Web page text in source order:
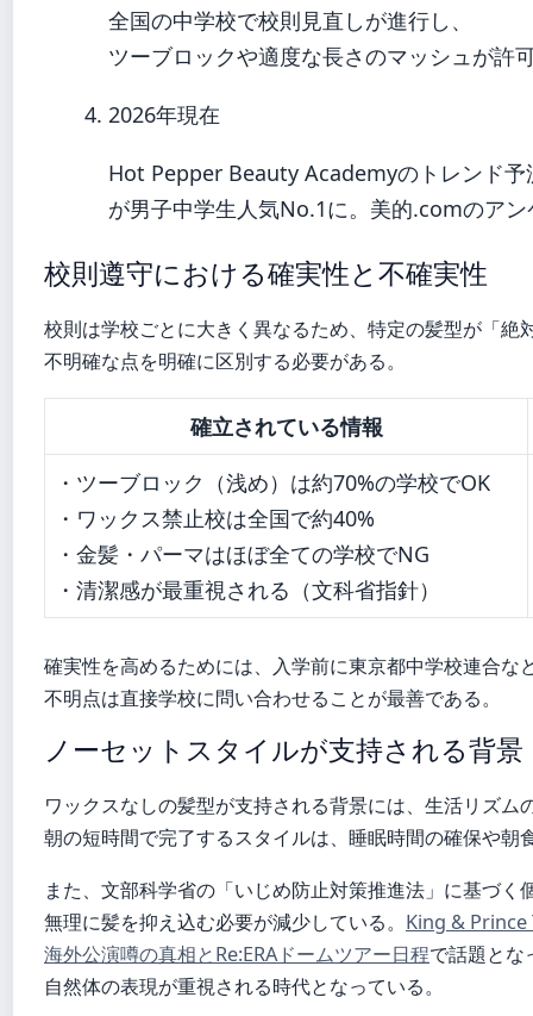
全国の中学校で校則見直しが進行し、
ツーブロックや適度な長さのマッシュが許
2026年現在
Hot Pepper Beauty Academyのトレンド予
が男子中学生人気No.1に。美的.comのア
校則遵守における確実性と不確実性
校則は学校ごとに大きく異なるため、特定の髪型が「
不明確な点を明確に区別する必要がある。
確立されている情報
・ツーブロック（浅め）は約70%の学校でOK
・ワックス禁止校は全国で約40%
・金髪・パーマはほぼ全ての学校でNG
・清潔感が最重視される（文科省指針）
確実性を高めるためには、入学前に東京都中学校連合
不明点は直接学校に問い合わせることが最善である。
ノーセットスタイルが支持される背景
ワックスなしの髪型が支持される背景には、生活リズ
朝の短時間で完了するスタイルは、睡眠時間の確保や朝
また、文部科学省の「いじめ防止対策推進法」に基づく
無理に髪を抑え込む必要が減少している。 King & Prince
海外公演噂の真相とRe:ERAドームツアー日程で話題とな
自然体の表現が重視される時代となっている。